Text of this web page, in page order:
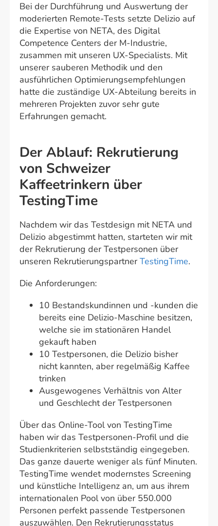
Bei der Durchführung und Auswertung der
moderierten Remote-Tests setzte Delizio auf
die Expertise von NETA, des Digital
Competence Centers der M-Industrie,
zusammen mit unseren UX-Specialists. Mit
unserer sauberen Methodik und den
ausführlichen Optimierungsempfehlungen
hatte die zuständige UX-Abteilung bereits in
mehreren Projekten zuvor sehr gute
Erfahrungen gemacht.
Der Ablauf: Rekrutierung
von Schweizer
Kaffeetrinkern über
TestingTime
Nachdem wir das Testdesign mit NETA und
Delizio abgestimmt hatten, starteten wir mit
der Rekrutierung der Testpersonen über
unseren RekrutierungspartnerTestingTime.
Die Anforderungen:
10 Bestandskundinnen und -kunden die
bereits eine Delizio-Maschine besitzen,
welche sie im stationären Handel
gekauft haben
10 Testpersonen, die Delizio bisher
nicht kannten, aber regelmäßig Kaffee
trinken
Ausgewogenes Verhältnis von Alter
und Geschlecht der Testpersonen
Über das Online-Tool von TestingTime
haben wir das Testpersonen-Profil und die
Studienkriterien selbstständig eingegeben.
Das ganze dauerte weniger als fünf Minuten.
TestingTime wendet modernstes Screening
und künstliche Intelligenz an, um aus ihrem
internationalen Pool von über 550.000
Personen perfekt passende Testpersonen
auszuwählen. Den Rekrutierungsstatus